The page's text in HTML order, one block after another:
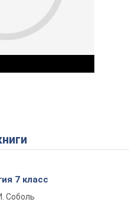
Play Video
7 класс
Соболь